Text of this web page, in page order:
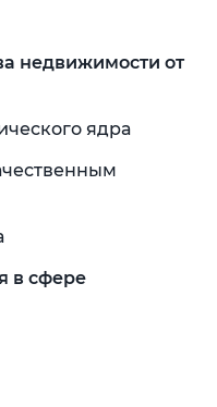
недвижимости от
ядра
в сфере